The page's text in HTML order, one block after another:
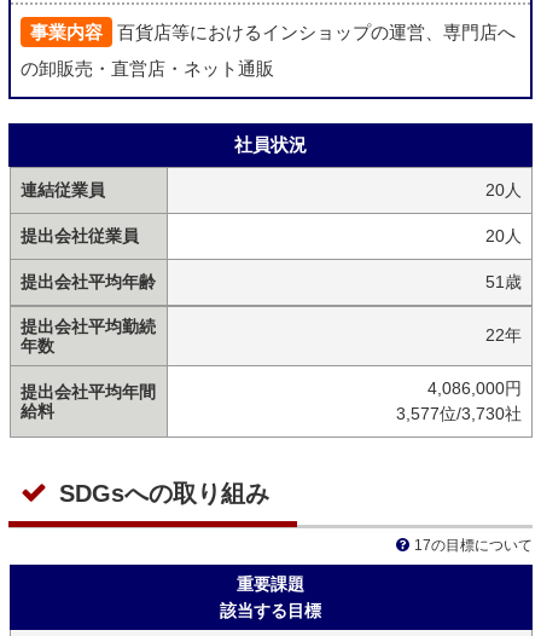
事業内容
百貨店等におけるインショップの運営、専門店へ
の卸販売・直営店・ネット通販
社員状況
連結従業員 20人
提出会社従業員 20人
提出会社平均年齢 51歳
提出会社平均勤続
年数
22年
提出会社平均年間
給料
4,086,000円
3,577位/3,730社
SDGsへの取り組み
17の目標について
重要課題
該当する目標